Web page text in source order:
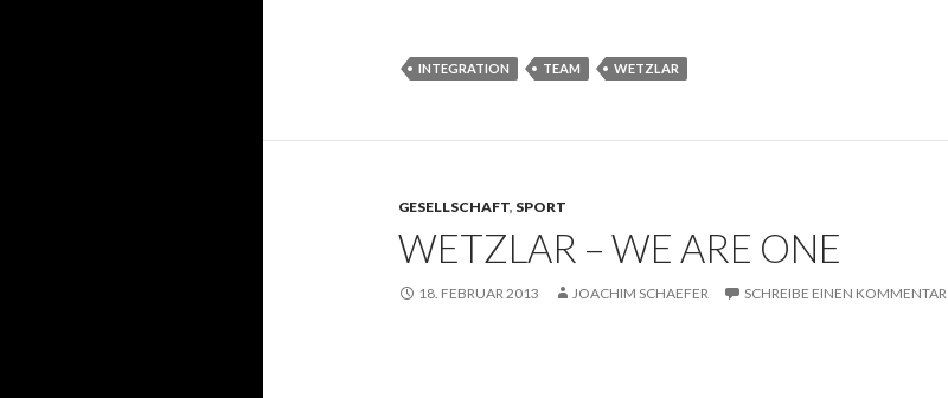
INTEGRATION TEAM WETZLAR
GESELLSCHAFT, SPORT
WETZLAR – WE ARE ONE
18. FEBRUAR 2013 JOACHIM SCHAEFER SCHREIBE EINEN KOMMENTAR